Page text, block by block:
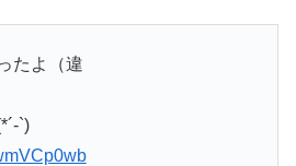
たよ（違
`)